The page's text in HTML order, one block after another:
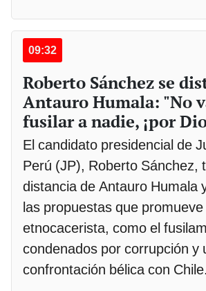
09:32
Roberto Sánchez se
Antauro Humala: "No
fusilar a nadie, ¡por
El candidato presidencial de
Perú (JP), Roberto Sánchez,
distancia de Antauro Humala
las propuestas que
etnocacerista, como el
condenados por corrupción y
confrontación bélica con Chile.